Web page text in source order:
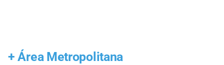
+ Área Metropolitana